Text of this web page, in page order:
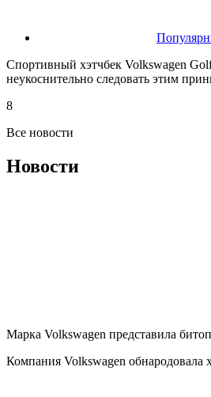
Спортивный хэтчбек Volkswagen
неукоснительно следовать этим
8
Все новости
Новости
Марка Volkswagen представила
Компания Volkswagen обнародовала